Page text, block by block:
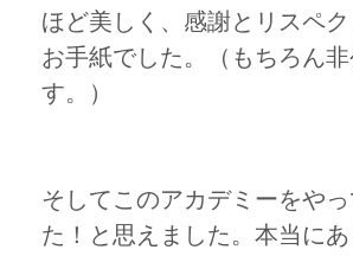
ほど美しく、感謝とリスペ
お手紙でした。（もちろん
す。）
そしてこのアカデミーをや
た！と思えました。本当に